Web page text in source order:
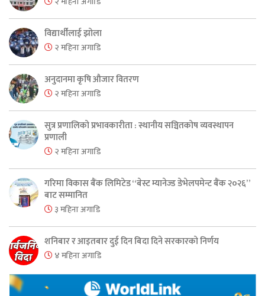
विद्यार्थीलाई झोला
२ महिना अगाडि
अनुदानमा कृषि औजार वितरण
२ महिना अगाडि
सुत्र प्रणालिको प्रभावकारीता : स्थानीय सञ्चितकोष व्यवस्थापन
प्रणाली
२ महिना अगाडि
गरिमा विकास बैंक लिमिटेड “बेस्ट म्यानेज्ड डेभेलपमेन्ट बैंक २०२६”
बाट सम्मानित
३ महिना अगाडि
शनिबार र आइतबार दुई दिन बिदा दिने सरकारको निर्णय
४ महिना अगाडि